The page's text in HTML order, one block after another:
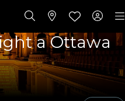
a Ottawa